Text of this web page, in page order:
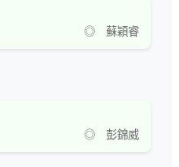
◎ 蘇穎睿
◎ 彭錦威